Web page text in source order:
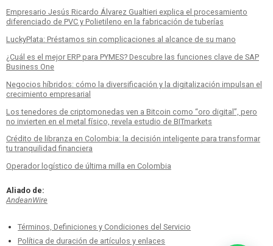
Empresario Jesús Ricardo Álvarez Gualtieri explica el procesamiento
diferenciado de PVC y Polietileno en la fabricación de tuberías
LuckyPlata: Préstamos sin complicaciones al alcance de su mano
¿Cuál es el mejor ERP para PYMES? Descubre las funciones clave de SAP
Business One
Negocios híbridos: cómo la diversificación y la digitalización impulsan el
crecimiento empresarial
Los tenedores de criptomonedas ven a Bitcoin como “oro digital”, pero
no invierten en el metal físico, revela estudio de BITmarkets
Crédito de libranza en Colombia: la decisión inteligente para transformar
tu tranquilidad financiera
Operador logístico de última milla en Colombia
Aliado de:
AndeanWire
Términos, Definiciones y Condiciones del Servicio
Política de duración de artículos y enlaces